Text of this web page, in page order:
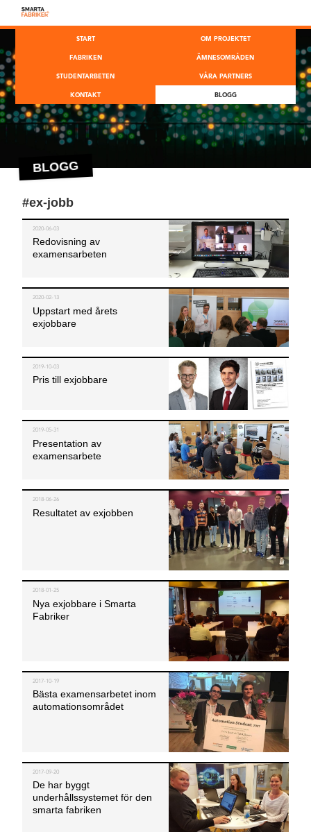
START OM PROJEKTET
FABRIKEN ÄMNESOMRÅDEN
STUDENTARBETEN VÅRA PARTNERS
KONTAKT BLOGG
BLOGG
#ex-jobb
2020-06-03
Redovisning av
examensarbeten
2020-02-13
Uppstart med årets
exjobbare
2019-10-03
Pris till exjobbare
2019-05-31
Presentation av
examensarbete
2018-06-26
Resultatet av exjobben
2018-01-25
Nya exjobbare iSmarta
Fabriker
2017-10-19
Bästa examensarbetet inom
automationsområdet
2017-09-20
De har byggt
underhållssystemetför den
smarta fabriken